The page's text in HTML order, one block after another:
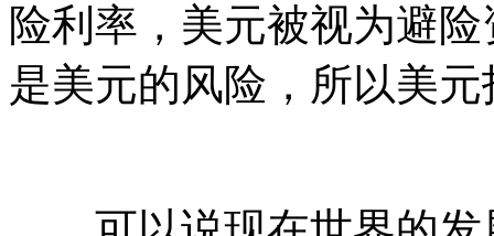
险利率，美元被视为避
是美元的风险，所以美